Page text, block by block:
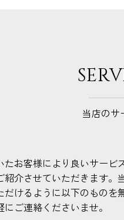
当店のサ
たお客様により良いサー
紹介させていただきます
だけるように以下のもの
ご連絡くださいませ。